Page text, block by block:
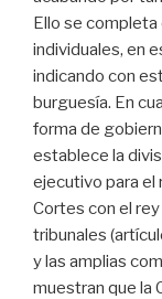
Ello se
individuales, en
indicando con
burguesía. En
forma de
establece la
ejecutivo para el
Cortes con el rey
tribunales
y las amplias
muestran que la